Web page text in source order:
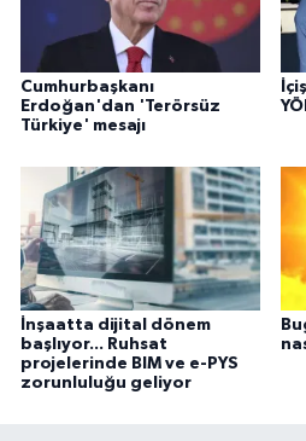
Cumhurbaşkanı
Erdoğan'dan 'Terörsüz
Türkiye' mesajı
İnşaatta dijital dönem
başlıyor... Ruhsat
projelerinde BIM ve e-PYS
zorunluluğu geliyor